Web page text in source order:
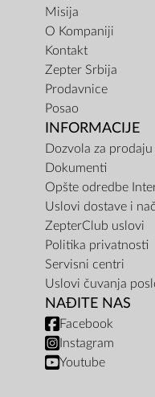
Misija
O Kompaniji
Kontakt
Zepter Srbija
Prodavnice
Posao
INFORMACIJE
Dozvola za
Dokumenti
Opšte odredbe
Uslovi dostave i
ZepterClub uslovi
Politika privatnosti
Servisni centri
Uslovi čuvanja
NAĐITE NAS
Facebook
Instagram
Youtube